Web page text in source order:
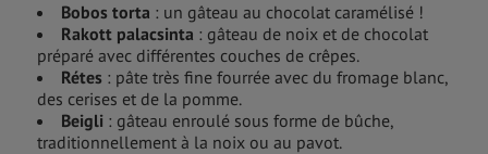
Bobos torta : un gâteau au chocolat caramélisé !
Rakott palacsinta : gâteau de noix et de chocolat
préparé avec différentes couches de crêpes.
Rétes : pâte très fine fourrée avec du fromage blanc,
des cerises et de la pomme.
Beigli : gâteau enroulé sous forme de bûche,
traditionnellement à la noix ou au pavot.